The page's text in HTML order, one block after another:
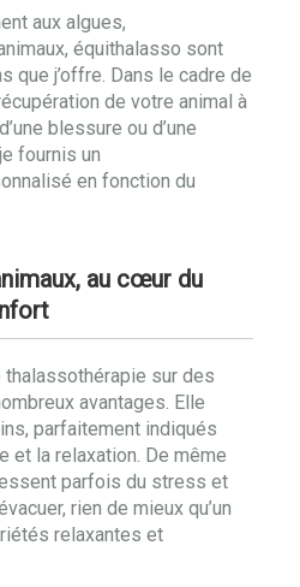
aux algues,
équithalasso sont
que j’offre. Dans le cadre de
de votre animal à
blessure ou d’une
fournis un
en fonction du
au cœur du
sur des
avantages. Elle
parfaitement indiqués
et la relaxation. De même
parfois du stress et
rien de mieux qu’un
relaxantes et